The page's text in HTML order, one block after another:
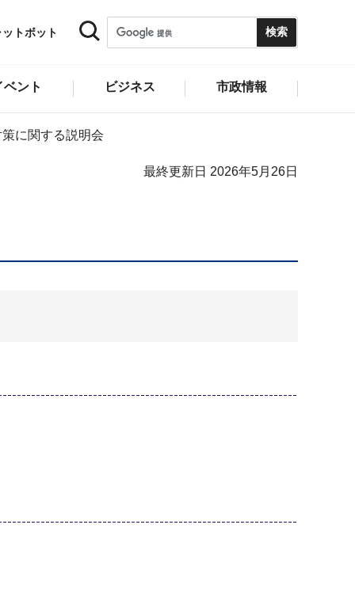
トボット
ント ビジネス 市政情報
に関する説明会
最終更新日 2026年5月26日